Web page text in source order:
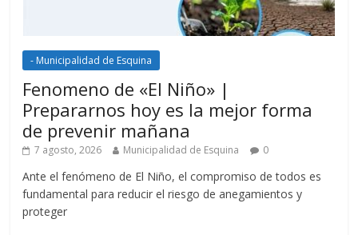
- Municipalidad de Esquina
Fenomeno de «El Niño» |
Prepararnos hoy es la mejor forma
de prevenir mañana
7 agosto, 2026 Municipalidad de Esquina 0
Ante el fenómeno de El Niño, el compromiso de todos es
fundamental para reducir el riesgo de anegamientos y
proteger